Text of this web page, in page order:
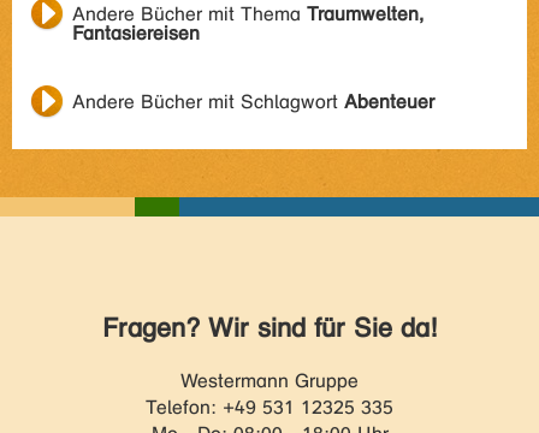
Andere Bücher mit Thema Traumwelten,
Fantasiereisen
Andere Bücher mit Schlagwort Abenteuer